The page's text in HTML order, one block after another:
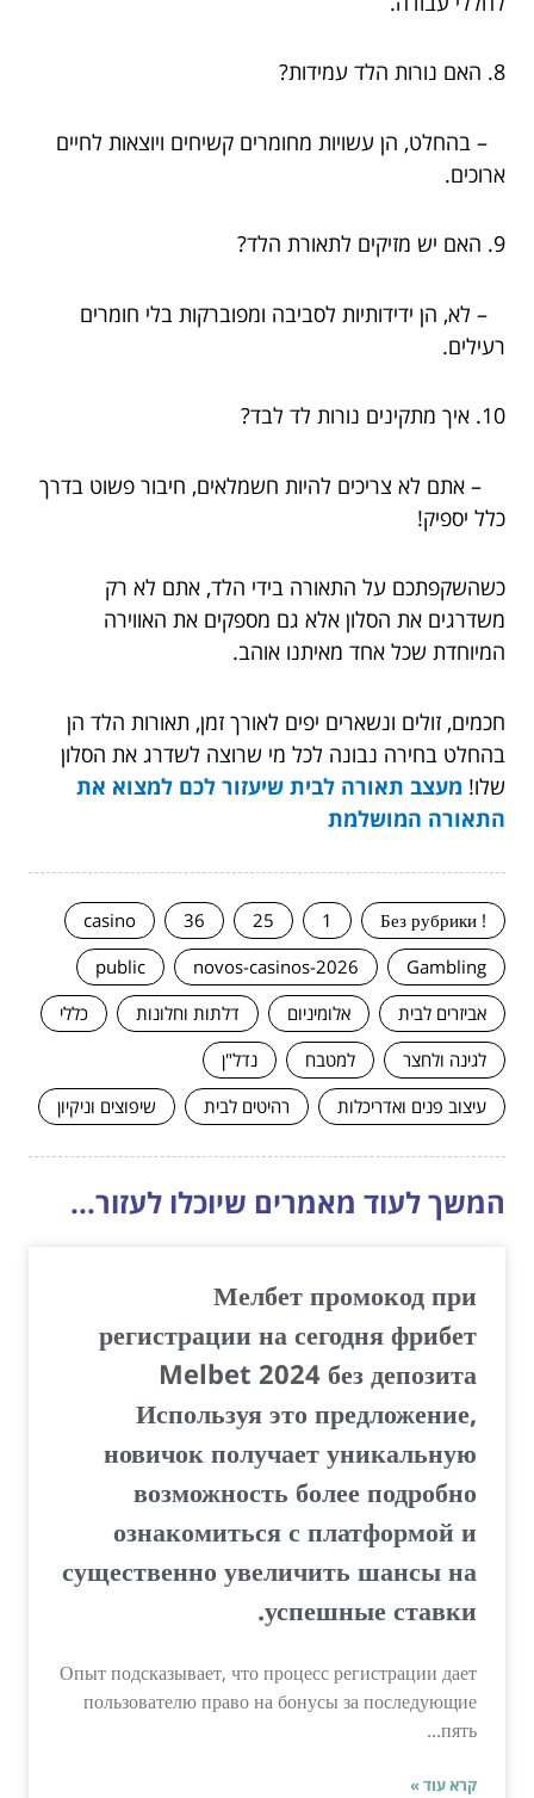
8. האם נורות הלד עמידות?
– בהחלט, הן עשויות מחומרים קשיחים ויוצאות לחיים
ארוכים.
9. האם יש מזיקים לתאורת הלד?
– לא, הן ידידותיות לסביבה ומפוברקות בלי חומרים
רעילים.
10. איך מתקינים נורות לד לבד?
– אתם לא צריכים להיות חשמלאים, חיבור פשוט בדרך
כלל יספיק!
כשהשקפתכם על התאורה בידי הלד, אתם לא רק
משדרגים את הסלון אלא גם מספקים את האווירה
המיוחדת שכל אחד מאיתנו אוהב.
חכמים, זולים ונשארים יפים לאורך זמן, תאורות הלד הן
בהחלט בחירה נבונה לכל מי שרוצה לשדרג את הסלון
שלו! מעצב תאורה לבית שיעזור לכם למצוא את
התאורה המושלמת
! Без рубрики
1
25
36
casino
Gambling
novos-casinos-2026
public
אביזרים לבית
אלומיניום דלתות וחלונות
כללי
לגינה ולחצר
למטבח
נדל"ן
עיצוב פנים ואדריכלות
רהיטים לבית שיפוצים וניקיון
המשך לעוד מאמרים שיוכלו לעזור...
Мелбет промокод при
регистрации на сегодня фрибет
Melbet 2024 без депозита
Используя это предложение,
новичок получает уникальную
возможность более подробно
ознакомиться с платформой и
существенно увеличить шансы на
успешные ставки.
Опыт подсказывает, что процесс регистрации дает
пользователю право на бонусы за последующие
пять...
קרא עוד »